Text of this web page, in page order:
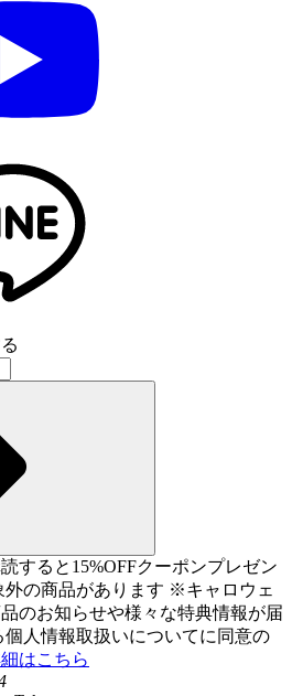
すると15%OFFクーポンプレゼン
の商品があります ※キャロウェ
のお知らせや様々な特典情報が届
人情報取扱いについてに同意の
はこちら